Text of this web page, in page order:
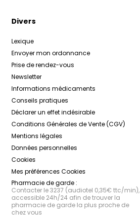
Divers
Lexique
Envoyer mon ordonnance
Prise de rendez-vous
Newsletter
Informations médicaments
Conseils pratiques
Déclarer un effet indésirable
Conditions Générales de Vente (CGV)
Mentions légales
Données personnelles
Cookies
Mes préférences Cookies
Pharmacie de garde :
Contacter le 3237 (audiotel 0,35€ ttc/min),
accessible 24h/24 afin de trouver la
pharmacie de garde la plus proche de
chez vous